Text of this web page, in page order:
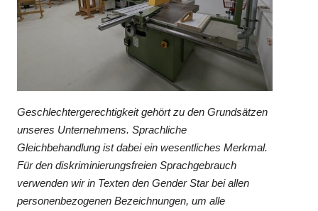
Geschlechtergerechtigkeit gehört zu den Grundsätzen
unseres Unternehmens. Sprachliche
Gleichbehandlung ist dabei ein wesentliches Merkmal.
Für den diskriminierungsfreien Sprachgebrauch
verwenden wir in Texten den Gender Star bei allen
personenbezogenen Bezeichnungen, um alle